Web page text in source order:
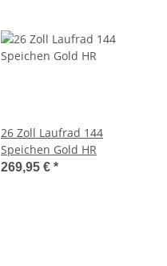
26 Zoll Laufrad 144
Speichen Gold HR
269,95 € *